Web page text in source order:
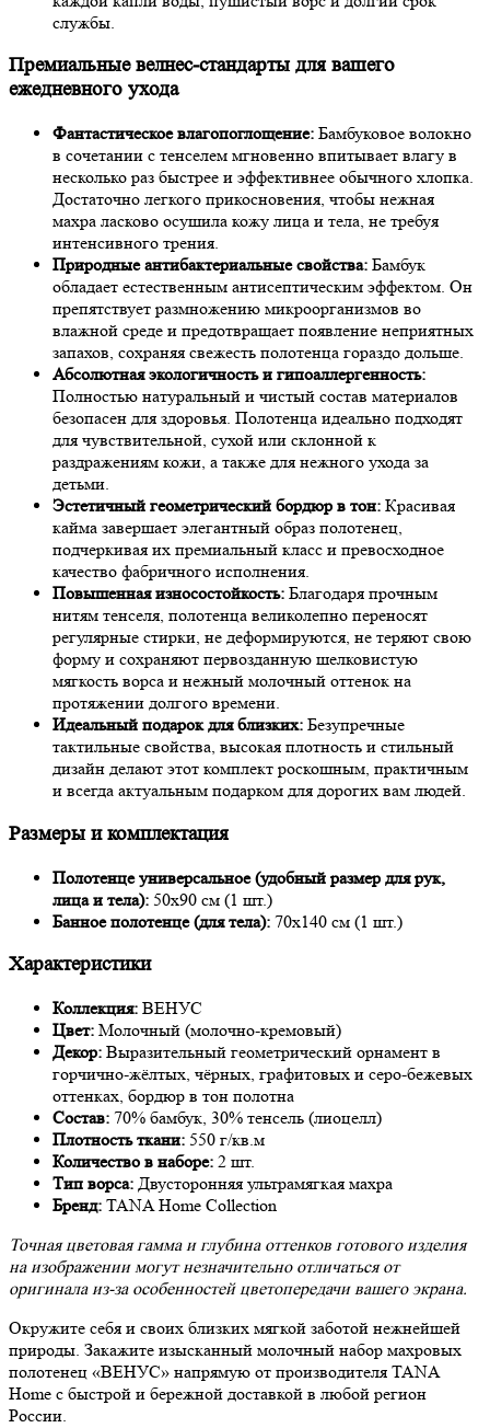
службы.
Премиальные велнес-стандарты для вашего
ежедневного ухода
Фантастическое влагопоглощение: Бамбуковое волокно
в сочетании с тенселем мгновенно впитывает влагу в
несколько раз быстрее и эффективнее обычного хлопка.
Достаточно легкого прикосновения, чтобы нежная
махра ласково осушила кожу лица и тела, не требуя
интенсивного трения.
Природные антибактериальные свойства: Бамбук
обладает естественным антисептическим эффектом. Он
препятствует размножению микроорганизмов во
влажной среде и предотвращает появление неприятных
запахов, сохраняя свежесть полотенца гораздо дольше.
Абсолютная экологичность и гипоаллергенность:
Полностью натуральный и чистый состав материалов
безопасен для здоровья. Полотенца идеально подходят
для чувствительной, сухой или склонной к
раздражениям кожи, а также для нежного ухода за
детьми.
Эстетичный геометрический бордюр в тон: Красивая
кайма завершает элегантный образ полотенец,
подчеркивая их премиальный класс и превосходное
качество фабричного исполнения.
Повышенная износостойкость: Благодаря прочным
нитям тенселя, полотенца великолепно переносят
регулярные стирки, не деформируются, не теряют свою
форму и сохраняют первозданную шелковистую
мягкость ворса и нежный молочный оттенок на
протяжении долгого времени.
Идеальный подарок для близких: Безупречные
тактильные свойства, высокая плотность и стильный
дизайн делают этот комплект роскошным, практичным
и всегда актуальным подарком для дорогих вам людей.
Размеры и комплектация
Полотенце универсальное (удобный размер для рук,
лица и тела): 50х90 см (1 шт.)
Банное полотенце (для тела): 70х140 см (1 шт.)
Характеристики
Коллекция: ВЕНУС
Цвет: Молочный (молочно-кремовый)
Декор: Выразительный геометрический орнамент в
горчично-жёлтых, чёрных, графитовых и серо-бежевых
оттенках, бордюр в тон полотна
Состав: 70% бамбук, 30% тенсель (лиоцелл)
Плотность ткани: 550 г/кв.м
Количество в наборе: 2 шт.
Тип ворса: Двусторонняя ультрамягкая махра
Бренд: TANA Home Collection
Точная цветовая гамма и глубина оттенков готового изделия
на изображении могут незначительно отличаться от
оригинала из-за особенностей цветопередачи вашего экрана.
Окружите себя и своих близких мягкой заботой нежнейшей
природы. Закажите изысканный молочный набор махровых
полотенец «ВЕНУС» напрямую от производителя TANA
Home с быстрой и бережной доставкой в любой регион
России.